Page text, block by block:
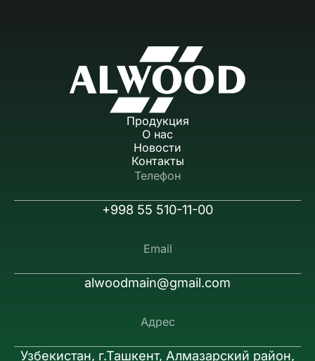
Продукция
О нас
Новости
Контакты
Телефон
+998 55 510-11-00
Email
alwoodmain@gmail.com
Адрес
Узбекистан, г.Ташкент, Алмазарский район,